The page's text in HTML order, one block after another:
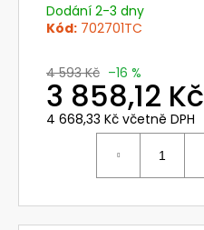
Dodání 2-3 dny
Kód: 702701TC
4 593 Kč –16 %
3 858,12 Kč
4 668,33 Kč včetně DPH
KALHOTY